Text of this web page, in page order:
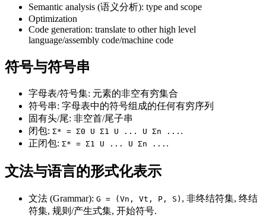
Semantic analysis (语义分析): type and scope
Optimization
Code generation: translate to other high level
language/assembly code/machine code
符号与符号串
字母表/符号集: 元素的非空有穷集合
符号串: 字母表中的符号组成的任何有穷序列
固有头/尾: 非空首/尾子串
闭包: Σ* = Σ0 U Σ1 U ... U Σn ... .
正闭包: Σ* = Σ1 U ... U Σn ... .
文法与语言的形式化表示
文法 (Grammar): G = (Vn, Vt, P, S) , 非终结符集, 终结
符集, 规则/产生式集, 开始符号.